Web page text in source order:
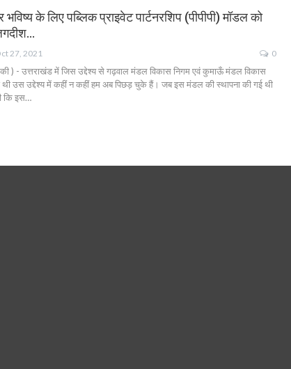
के लिए पब्लिक प्राइवेट पार्टनरशिप (पीपीपी) मॉडल को
27, 2021 0
) - उत्तराखंड में जिस उद्देश्य से गढ़वाल मंडल विकास निगम एवं कुमाऊँ मंडल विकास
थी उस उद्देश्य में कहीं न कहीं हम अब पिछड़ चुके हैं। जब इस मंडल की स्थापना की गई थी
कि इस…